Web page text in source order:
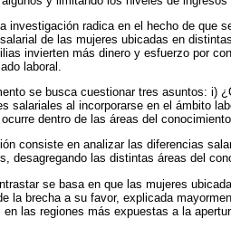
investigación radica en el hecho de que
de las mujeres ubicadas en
invierten más dinero y esfuerzo por
laboral.
se busca cuestionar tres asuntos: i)
salariales al incorporarse en el ámbito
dentro de las áreas del
consiste en analizar las diferencias
desagregando las distintas áreas del
se basa en que las mujeres
la brecha a su favor, explicada
las regiones más expuestas a la